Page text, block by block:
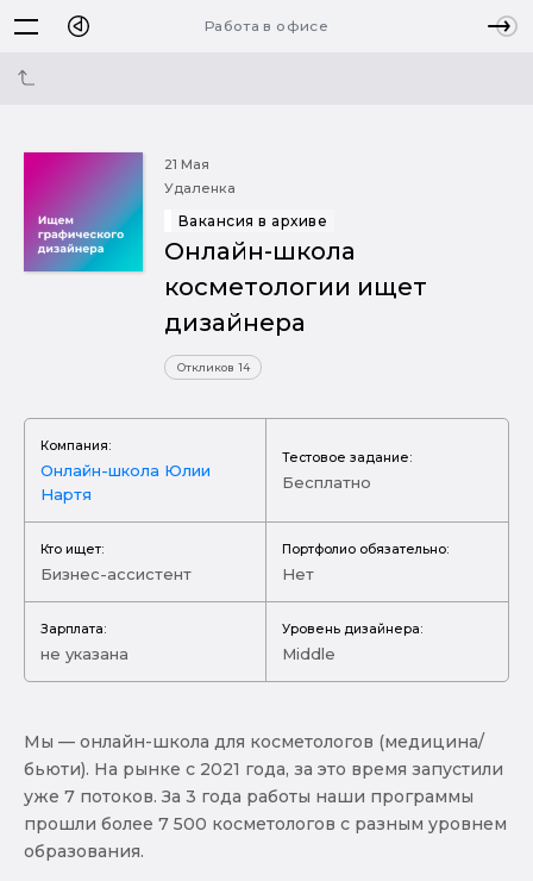
Работа в офисе
21 Мая
Удаленка
Вакансия в архиве
Онлайн-школа
косметологии ищет
дизайнера
Откликов 14
Компания:
Онлайн-школа Юлии
Нартя
Тестовое задание:
Бесплатно
Кто ищет:
Бизнес-ассистент
Портфолио обязательно:
Нет
Зарплата:
не указана
Уровень дизайнера:
Middle
Мы — онлайн-школа для косметологов (медицина/
бьюти). На рынке с 2021 года, за это время запустили
уже 7 потоков. За 3 года работы наши программы
прошли более 7 500 косметологов с разным уровнем
образования.